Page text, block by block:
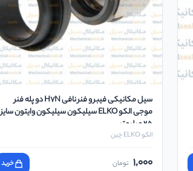
سیل مکانیکی فیبر و فنر نافی H7N دو پله فنر
موجی الکو ELKO سیلیکون سیلیکون وایتون سایز
25 میلیمتر
الکو ELKO چین
1,000 تومان خرید